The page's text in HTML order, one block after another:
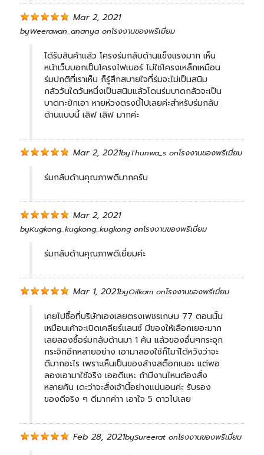
Mar 2, 2021
byWeerawan_ananyaonโรงงานของพรีเมี่ยม
ได้รับสินค้าแล้ว โครงร่มกลับด้านแข็งแรงมาก เห็น
หน้าเว็บบอกเป็นโครงไฟเบอร์ ไม่ใช่โครงเหล็กเหมือน
ร่มปกติที่เราเห็น ก็รู้สึกสบายใจที่ร่มจะไม่เป็นสนิม
กลัววันใดวันหนึ่งเป็นสนิมแล้วโดนร่มบาดกลัวจะเป็น
บาดทะยักเอา หายห่วงตรงนี้ไปเลยค่ะสำหรับร่มกลับ
ด้านแบบนี้ เลิฟ เลิฟ มากค่ะ
Mar 2, 2021byThunwa_sonโรงงานของพรีเมี่ยม
ร่มกลับด้านคุณภาพดีมากครับ
Mar 2, 2021
byKugkong_kugkong_kugkongonโรงงานของพรีเมี่ยม
ร่มกลับด้านคุณภาพดีเยี่ยมค่ะ
Mar 1, 2021byOilkamonโรงงานของพรีเมี่ยม
เคยไปซื้อที่บริษัทเองเลยตรงเพชรเกษม 77 ตอนนั้น
เหมือนเค้าจะเปิดเคลียร์แลนซ์ มีของให้เลือกเยอะมาก
เลยลองซื้อร่มกลับด้านมา 1 คัน แล้วของอื่นๆกระจุก
กระจิกอีกหลายอย่าง เอามาลองใช้ก็ไมา่ได้หวังว่าจะ
ดีมากอะไร เพราะเห็นเป็นของล้างสต็อกเนอะ แต่พอ
ลองเอามาใช้จริง เออดีแหะ ถ้ามีงานไหนต้องสั่ง
หลายคัน เดะว่าจะสั่งเจ้านี้อย่างแน่นอนค่ะ รับรอง
ของดีจริง ๆ ดีมากค่าา เอาใจ 5 ดาวไปเลย
Feb 28, 2021bySureeratonโรงงานของพรีเมี่ยม